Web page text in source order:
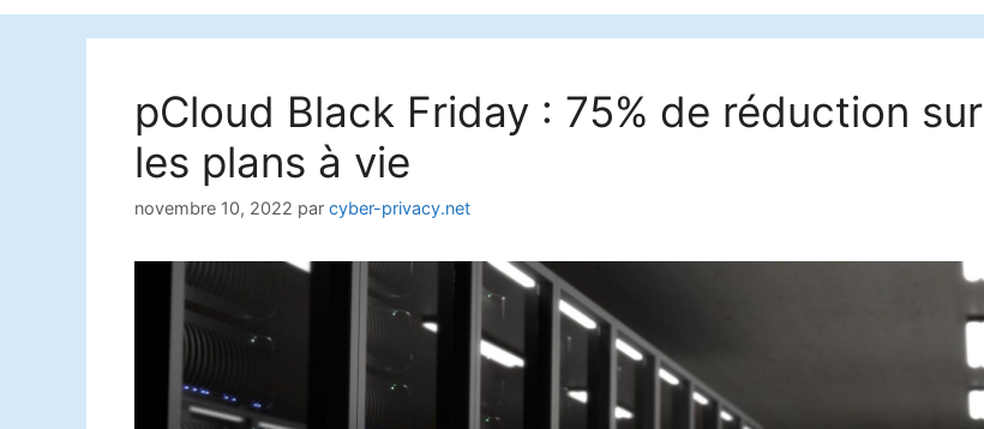
pCloud Black Friday : 75% de réduction sur
les plans à vie
novembre 10, 2022 par cyber-privacy.net